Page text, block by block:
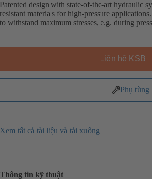
Patented design with state-of-the-art hydraulic
resistant materials for high-pressure
to withstand maximum stresses, e.g. during
Liên hệ KSB
Phụ tùng
Xem tất cả tài liệu và tải xuống
Thông tin kỹ thuật